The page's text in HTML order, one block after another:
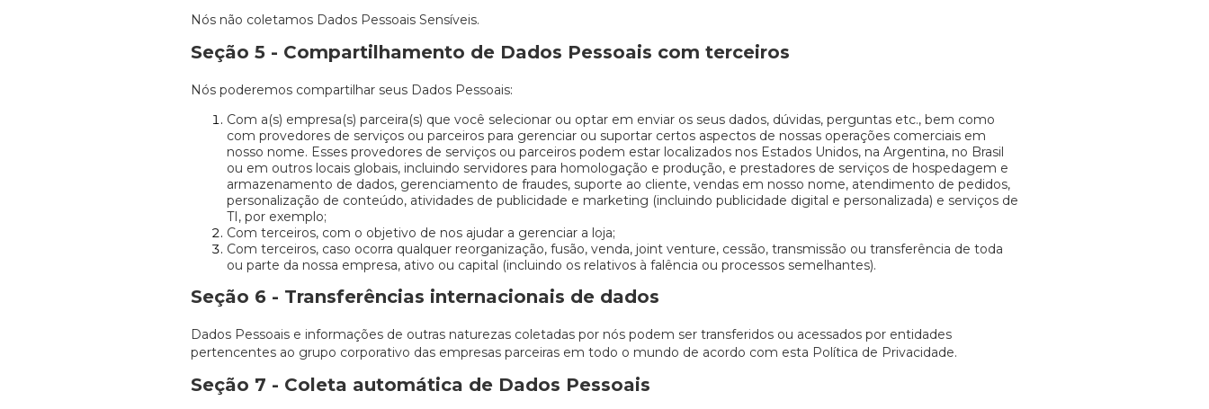
Nós não coletamos Dados Pessoais Sensíveis.
Seção 5 - Compartilhamento de Dados Pessoais com terceiros
Nós poderemos compartilhar seus Dados Pessoais:
Com a(s) empresa(s) parceira(s) que você selecionar ou optar em enviar os seus dados, dúvidas, perguntas etc., bem como
com provedores de serviços ou parceiros para gerenciar ou suportar certos aspectos de nossas operações comerciais em
nosso nome. Esses provedores de serviços ou parceiros podem estar localizados nos Estados Unidos, na Argentina, no Brasil
ou em outros locais globais, incluindo servidores para homologação e produção, e prestadores de serviços de hospedagem e
armazenamento de dados, gerenciamento de fraudes, suporte ao cliente, vendas em nosso nome, atendimento de pedidos,
personalização de conteúdo, atividades de publicidade e marketing (incluindo publicidade digital e personalizada) e serviços de
TI, por exemplo;
Com terceiros, com o objetivo de nos ajudar a gerenciar a loja;
Com terceiros, caso ocorra qualquer reorganização, fusão, venda, joint venture, cessão, transmissão ou transferência de toda
ou parte da nossa empresa, ativo ou capital (incluindo os relativos à falência ou processos semelhantes).
Seção 6 - Transferências internacionais de dados
Dados Pessoais e informações de outras naturezas coletadas por nós podem ser transferidos ou acessados por entidades
pertencentes ao grupo corporativo das empresas parceiras em todo o mundo de acordo com esta Política de Privacidade.
Seção 7 - Coleta automática de Dados Pessoais